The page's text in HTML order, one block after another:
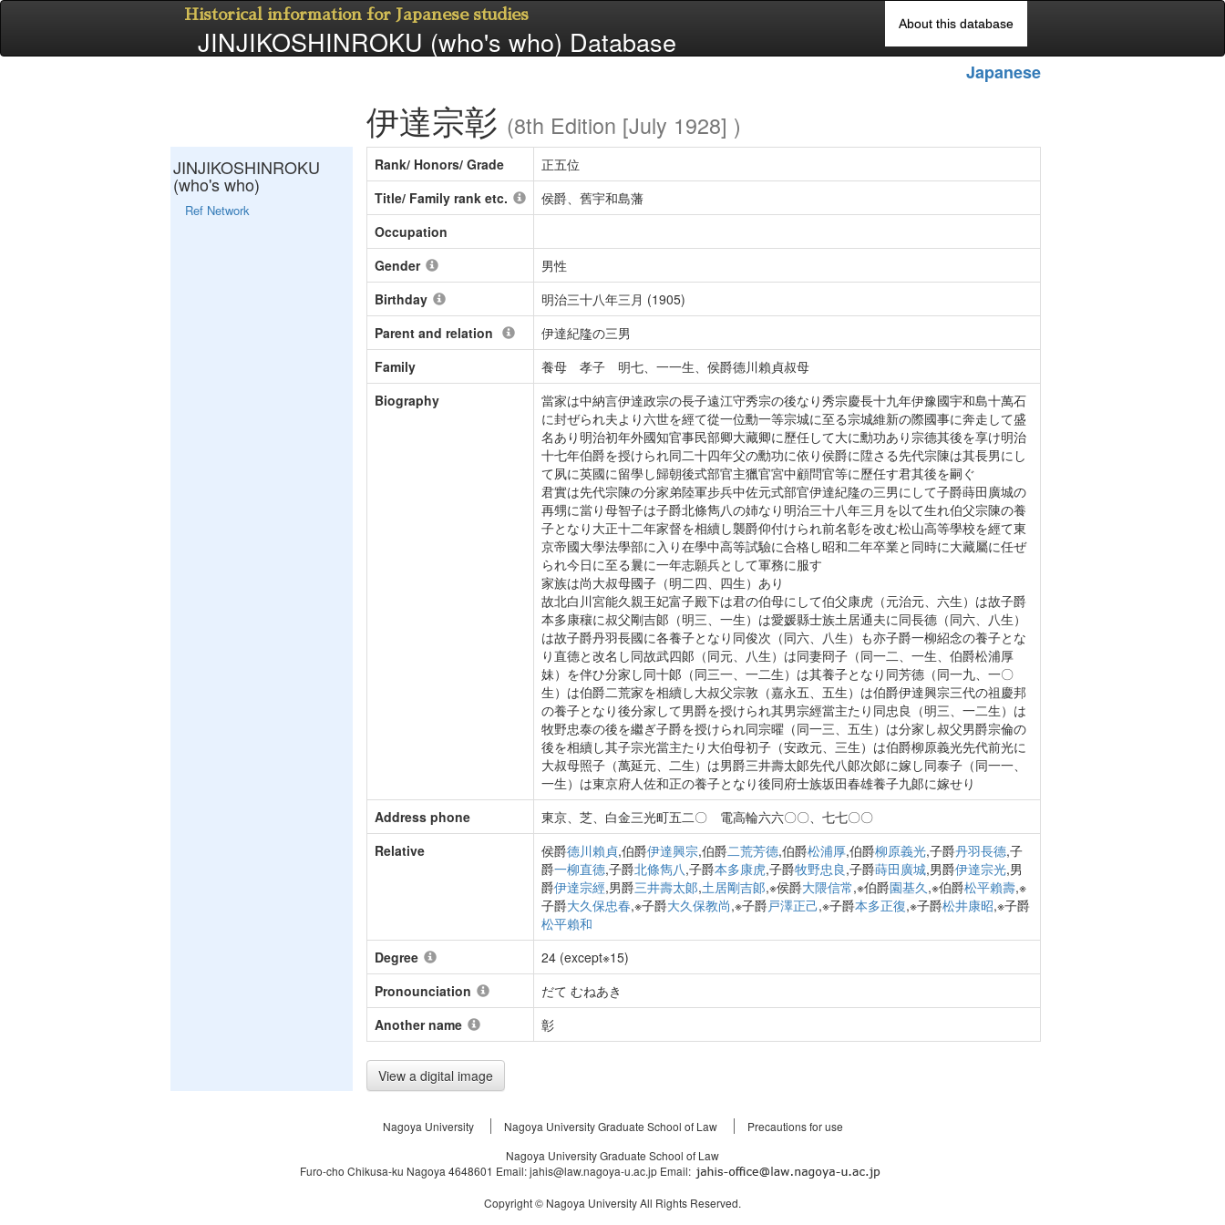
About this database
Historical information for Japanese studies
JINJIKOSHINROKU (who's who) Database
Japanese
伊達宗彰 (8th Edition [July 1928] )
Rank/ Honors/ Grade
正五位
Title/ Family rank etc.
侯爵、舊宇和島藩
Occupation
Gender
男性
Birthday
明治三十八年三月 (1905)
Parent and relation
伊達紀隆の三男
Family
養母 孝子 明七、一一生、侯爵德川賴貞叔母
Biography
當家は中納言伊達政宗の長子遠江守秀宗の後なり秀宗慶長十九年伊豫國宇和島十萬石
に封ぜられ夫より六世を經て從一位勳一等宗城に至る宗城維新の際國事に奔走して盛
名あり明治初年外國知官事民部卿大藏卿に歷任して大に勳功あり宗德其後を享け明治
十七年伯爵を授けられ同二十四年父の勳功に依り侯爵に陞さる先代宗陳は其長男にし
て夙に英國に留學し歸朝後式部官主獵官宮中顧問官等に歷任す君其後を嗣ぐ
君實は先代宗陳の分家弟陸軍步兵中佐元式部官伊達紀隆の三男にして子爵蒔田廣城の
再甥に當り母智子は子爵北條雋八の姉なり明治三十八年三月を以て生れ伯父宗陳の養
子となり大正十二年家督を相續し襲爵仰付けられ前名彰を改む松山高等學校を經て東
京帝國大學法學部に入り在學中高等試驗に合格し昭和二年卒業と同時に大藏屬に任ぜ
られ今日に至る曩に一年志願兵として軍務に服す
家族は尚大叔母國子（明二四、四生）あり
故北白川宮能久親王妃富子殿下は君の伯母にして伯父康虎（元治元、六生）は故子爵
本多康穰に叔父剛吉郞（明三、一生）は愛媛縣士族土居通夫に同長德（同六、八生）
は故子爵丹羽長國に各養子となり同俊次（同六、八生）も亦子爵一柳紹念の養子とな
り直德と改名し同故武四郞（同元、八生）は同妻冏子（同一二、一生、伯爵松浦厚
妹）を伴ひ分家し同十郞（同三一、一二生）は其養子となり同芳德（同一九、一〇
生）は伯爵二荒家を相續し大叔父宗敦（嘉永五、五生）は伯爵伊達興宗三代の祖慶邦
の養子となり後分家して男爵を授けられ其男宗經當主たり同忠良（明三、一二生）は
牧野忠泰の後を繼ぎ子爵を授けられ同宗曜（同一三、五生）は分家し叔父男爵宗倫の
後を相續し其子宗光當主たり大伯母初子（安政元、三生）は伯爵柳原義光先代前光に
大叔母照子（萬延元、二生）は男爵三井壽太郞先代八郞次郞に嫁し同泰子（同一一、
一生）は東京府人佐和正の養子となり後同府士族坂田春雄養子九郞に嫁せり
Address phone
東京、芝、白金三光町五二〇 電高輪六六〇〇、七七〇〇
Relative
侯爵德川賴貞,伯爵伊達興宗,伯爵二荒芳德,伯爵松浦厚,伯爵柳原義光,子爵丹羽長德,子
爵一柳直德,子爵北條雋八,子爵本多康虎,子爵牧野忠良,子爵蒔田廣城,男爵伊達宗光,男
爵伊達宗經,男爵三井壽太郞,土居剛吉郞,※侯爵大隈信常,※伯爵園基久,※伯爵松平賴壽,※
子爵大久保忠春,※子爵大久保教尚,※子爵戸澤正己,※子爵本多正復,※子爵松井康昭,※子爵
松平賴和
Degree
24 (except※15)
Pronounciation
だて むねあき
Another name
彰
View a digital image
JINJIKOSHINROKU
(who's who)
Ref Network
Nagoya University Nagoya University Graduate School of Law
Precautions for use
Nagoya University Graduate School of Law
Furo-cho Chikusa-ku Nagoya 4648601 Email: jahis@law.nagoya-u.ac.jp Email:
Copyright © Nagoya University All Rights Reserved.